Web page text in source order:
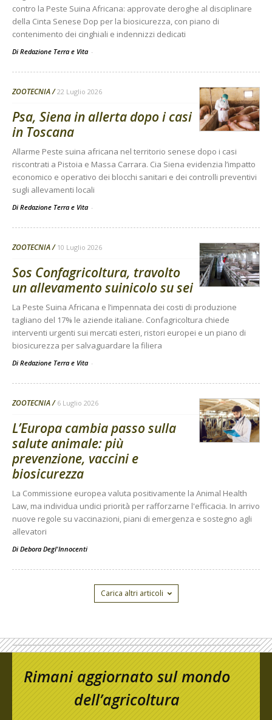
contro la Peste Suina Africana: approvate deroghe al disciplinare
della Cinta Senese Dop per la biosicurezza, con piano di
contenimento dei cinghiali e indennizzi dedicati
Di Redazione Terra e Vita -
ZOOTECNIA 22 Luglio 2026
Psa, Siena in allerta dopo i casi
in Toscana
Allarme Peste suina africana nel territorio senese dopo i casi
riscontrati a Pistoia e Massa Carrara. Cia Siena evidenzia l’impatto
economico e operativo dei blocchi sanitari e dei controlli preventivi
sugli allevamenti locali
Di Redazione Terra e Vita -
ZOOTECNIA 10 Luglio 2026
Sos Confagricoltura, travolto
un allevamento suinicolo su sei
La Peste Suina Africana e l’impennata dei costi di produzione
tagliano del 17% le aziende italiane. Confagricoltura chiede
interventi urgenti sui mercati esteri, ristori europei e un piano di
biosicurezza per salvaguardare la filiera
Di Redazione Terra e Vita -
ZOOTECNIA 6 Luglio 2026
L’Europa cambia passo sulla
salute animale: più
prevenzione, vaccini e
biosicurezza
La Commissione europea valuta positivamente la Animal Health
Law, ma individua undici priorità per rafforzarne l'efficacia. In arrivo
nuove regole su vaccinazioni, piani di emergenza e sostegno agli
allevatori
Di Debora Degl'Innocenti
Carica altri articoli
Rimani aggiornato sul mondo
dell’agricoltura